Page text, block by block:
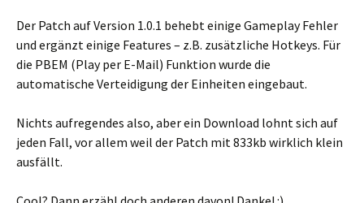
Der Patch auf Version 1.0.1 behebt einige Gameplay Fehler
und ergänzt einige Features – z.B. zusätzliche Hotkeys. Für
die PBEM (Play per E-Mail) Funktion wurde die
automatische Verteidigung der Einheiten eingebaut.
Nichts aufregendes also, aber ein Download lohnt sich auf
jeden Fall, vor allem weil der Patch mit 833kb wirklich klein
ausfällt.